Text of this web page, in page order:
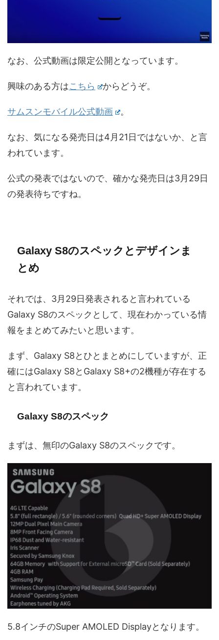
なお、公式動画は限定公開となっています。
興味のある方はこちら からどうぞ。
サムスンモバイル公式動画 。
なお、気になる発売日は4月21日ではないか、と言
われています。
公式の発表ではないので、確かな発売日は3月29日
の発表待ちですね。
Galaxy S8のスペックとデザインま
とめ
それでは、3月29日発表されると言われている
Galaxy S8のスペックとして、現在わかっている情
報をまとめてみたいと思います。
まず、Galaxy S8とひとまとめにしていますが、正
確にはGalaxy S8とGalaxy S8+の2機種が存在する
と言われています。
Galaxy S8のスペック
まずは、無印のGalaxy S8のスペックです。
5.8インチのSuper AMOLED Displayとなります。